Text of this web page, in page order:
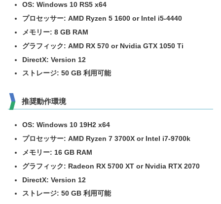
OS: Windows 10 RS5 x64
プロセッサー: AMD Ryzen 5 1600 or Intel i5-4440
メモリー: 8 GB RAM
グラフィック: AMD RX 570 or Nvidia GTX 1050 Ti
DirectX: Version 12
ストレージ: 50 GB 利用可能
推奨動作環境
OS: Windows 10 19H2 x64
プロセッサー: AMD Ryzen 7 3700X or Intel i7-9700k
メモリー: 16 GB RAM
グラフィック: Radeon RX 5700 XT or Nvidia RTX 2070
DirectX: Version 12
ストレージ: 50 GB 利用可能